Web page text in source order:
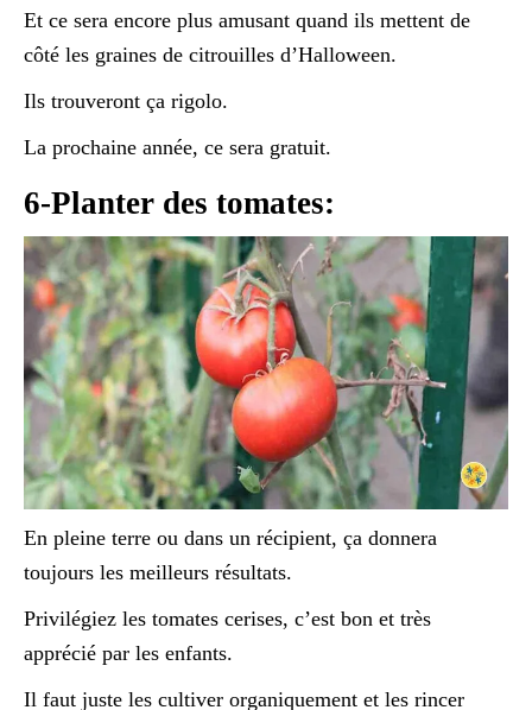
Et ce sera encore plus amusant quand ils mettent de
côté les graines de citrouilles d’Halloween.
Ils trouveront ça rigolo.
La prochaine année, ce sera gratuit.
6-Planter des tomates:
En pleine terre ou dans un récipient, ça donnera
toujours les meilleurs résultats.
Privilégiez les tomates cerises, c’est bon et très
apprécié par les enfants.
Il faut juste les cultiver organiquement et les rincer